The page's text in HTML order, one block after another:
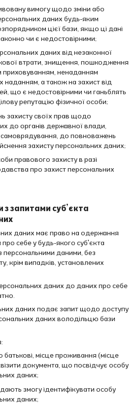
вимогу щодо зміни або
даних будь-яким
цієї бази, якщо ці дані
чи є недостовірними;
даних від незаконної
втрати, знищення, пошкодження
приховуванням, ненаданням
наданням, а також на захист від
що є недостовірними чи ганьблять
репутацію фізичної особи;
захисту своїх прав щодо
до органів державної влади,
самоврядування, до повноважень
захисту персональних даних;
правового захисту в разі
про захист персональних
запитами суб’єкта
даних має право на одержання
себе у будь-якого суб'єкта
персональними даними, без
крім випадків, установлених
даних до даних про себе
даних подає запит щодо доступу
даних володільцю бази
батькові, місце проживання (місце
документа, що посвідчує особу
даних;
змогу ідентифікувати особу
даних;